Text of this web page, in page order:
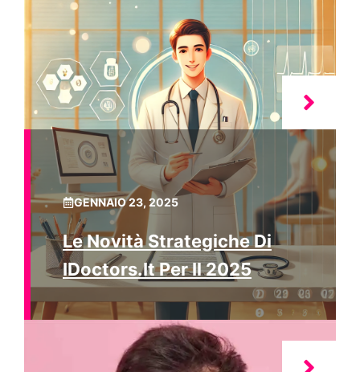
GENNAIO 23, 2025
Le Novità Strategiche Di
IDoctors.it Per Il 2025